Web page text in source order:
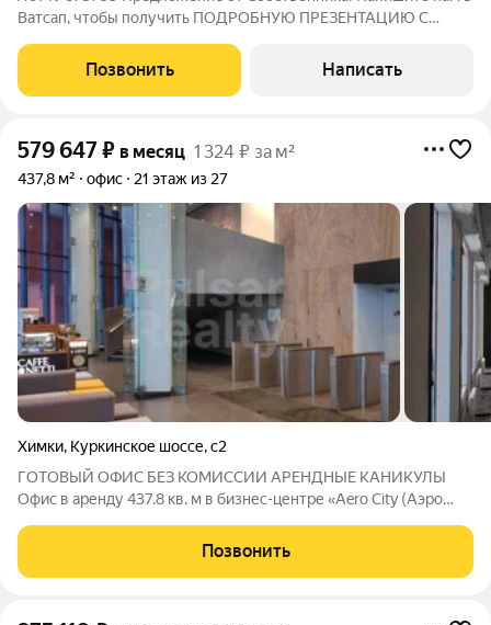
Ватсап, чтобы получить ПОДРОБНУЮ ПРЕЗЕНТАЦИЮ С
офис в бизнес-центре Aero City! Это пространство в состоянии
ShellCore (без отделки). Хороший
Позвонить Написать
579 647₽ в месяц 1 324 ₽ за м²
437,8 м² офис 21 этаж из 27
Химки, Куркинское шоссе,с2
ГОТОВЫЙ ОФИС БЕЗ КОМИССИИ АРЕНДНЫЕ КАНИКУЛЫ
Офис в аренду 437.8 кв. м в бизнес-центре «Aero City (Аэро
579 611 руб./месяц. Все включено (НДС, эксплуатационные
платежи). Коммунальные расходы
Позвонить